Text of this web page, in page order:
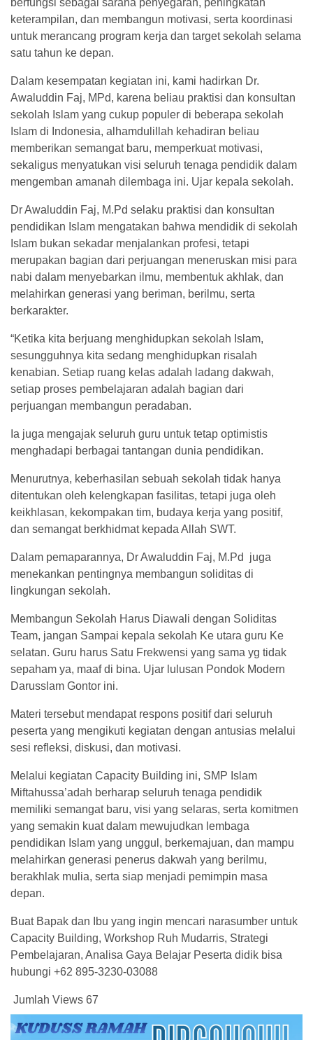
keterampilan, dan membangun motivasi, serta koordinasi
untuk merancang program kerja dan target sekolah selama
satu tahun ke depan.
Dalam kesempatan kegiatan ini, kami hadirkan Dr.
Awaluddin Faj, MPd, karena beliau praktisi dan konsultan
sekolah Islam yang cukup populer di beberapa sekolah
Islam di Indonesia, alhamdulillah kehadiran beliau
memberikan semangat baru, memperkuat motivasi,
sekaligus menyatukan visi seluruh tenaga pendidik dalam
mengemban amanah dilembaga ini. Ujar kepala sekolah.
Dr Awaluddin Faj, M.Pd selaku praktisi dan konsultan
pendidikan Islam mengatakan bahwa mendidik di sekolah
Islam bukan sekadar menjalankan profesi, tetapi
merupakan bagian dari perjuangan meneruskan misi para
nabi dalam menyebarkan ilmu, membentuk akhlak, dan
melahirkan generasi yang beriman, berilmu, serta
berkarakter.
“Ketika kita berjuang menghidupkan sekolah Islam,
sesungguhnya kita sedang menghidupkan risalah
kenabian. Setiap ruang kelas adalah ladang dakwah,
setiap proses pembelajaran adalah bagian dari
perjuangan membangun peradaban.
Ia juga mengajak seluruh guru untuk tetap optimistis
menghadapi berbagai tantangan dunia pendidikan.
Menurutnya, keberhasilan sebuah sekolah tidak hanya
ditentukan oleh kelengkapan fasilitas, tetapi juga oleh
keikhlasan, kekompakan tim, budaya kerja yang positif,
dan semangat berkhidmat kepada Allah SWT.
Dalam pemaparannya, Dr Awaluddin Faj, M.Pd juga
menekankan pentingnya membangun soliditas di
lingkungan sekolah.
Membangun Sekolah Harus Diawali dengan Soliditas
Team, jangan Sampai kepala sekolah Ke utara guru Ke
selatan. Guru harus Satu Frekwensi yang sama yg tidak
sepaham ya, maaf di bina. Ujar lulusan Pondok Modern
Darusslam Gontor ini.
Materi tersebut mendapat respons positif dari seluruh
peserta yang mengikuti kegiatan dengan antusias melalui
sesi refleksi, diskusi, dan motivasi.
Melalui kegiatan Capacity Building ini, SMP Islam
Miftahussa’adah berharap seluruh tenaga pendidik
memiliki semangat baru, visi yang selaras, serta komitmen
yang semakin kuat dalam mewujudkan lembaga
pendidikan Islam yang unggul, berkemajuan, dan mampu
melahirkan generasi penerus dakwah yang berilmu,
berakhlak mulia, serta siap menjadi pemimpin masa
depan.
Buat Bapak dan Ibu yang ingin mencari narasumber untuk
Capacity Building, Workshop Ruh Mudarris, Strategi
Pembelajaran, Analisa Gaya Belajar Peserta didik bisa
hubungi +62 895-3230-03088
Jumlah Views 67